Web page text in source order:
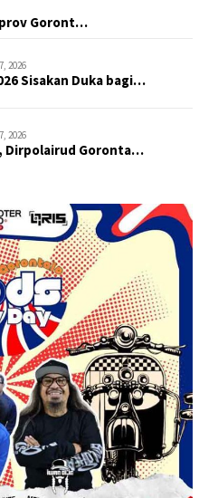
Goront…
2026
Sisakan Duka bagi…
2026
Dirpolairud Goronta…